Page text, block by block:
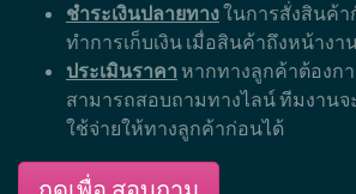
ชำระเงินปลายทางในการสั่งสินค้า
ทำการเก็บเงิน เมื่อสินค้าถึงหน้างา
ประเมินราคา หากทางลูกค้าต้องก
สามารถสอบถามทางไลน์ ทีมงาน
ใช้จ่ายให้ทางลูกค้าก่อนได้